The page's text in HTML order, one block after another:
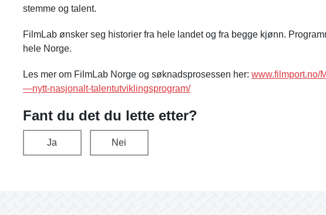
stemme og talent.
FilmLab ønsker seg historier fra hele landet og fra begge kjønn.
hele Norge.
Les mer om FilmLab Norge og søknadsprosessen her: www.filmport.no/
—nytt-nasjonalt-talentutviklingsprogram/
Fant du det du lette etter?
Ja Nei